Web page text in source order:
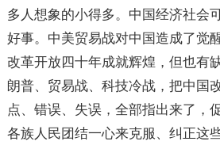
多人想象的小得多。中国经济社会
好事。中美贸易战对中国造成了觉
改革开放四十年成就辉煌，但也有
朗普、贸易战、科技冷战，把中国
点、错误、失误，全部指出来了，
各族人民团结一心来克服、纠正这